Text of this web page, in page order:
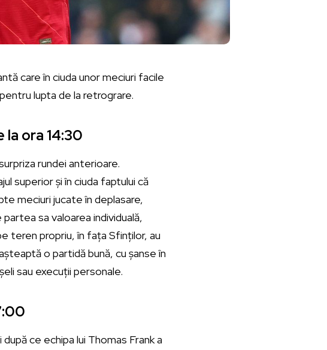
care în ciuda unor meciuri facile
lupta de la retrograre.
ora 14:30
rundei anterioare.
superior și în ciuda faptului că
meciuri jucate în deplasare,
sa valoarea individuală,
teren propriu, în fața Sfinților, au
o partidă bună, cu șanse în
sau execuții personale.
ce echipa lui Thomas Frank a